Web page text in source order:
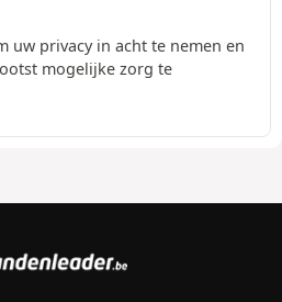
uw privacy in acht te nemen en
mogelijke zorg te